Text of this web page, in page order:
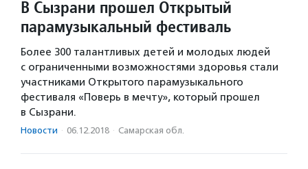
В Сызрани прошел Открытый
парамузыкальный фестиваль
Более 300 талантливых детей и молодых людей
с ограниченными возможностями здоровья стали
участниками Открытого парамузыкального
фестиваля «Поверь в мечту», который прошел
в Сызрани.
Новости · 06.12.2018 · Самарская обл.